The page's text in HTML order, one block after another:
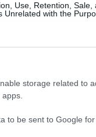
Use, Retention, Sale,
Unrelated with the
storage related to
to be sent to Google